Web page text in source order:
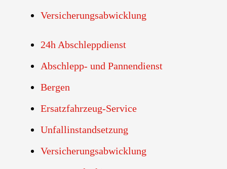
Versicherungsabwicklung
24h Abschleppdienst
Abschlepp- und Pannendienst
Bergen
Ersatzfahrzeug-Service
Unfallinstandsetzung
Versicherungsabwicklung